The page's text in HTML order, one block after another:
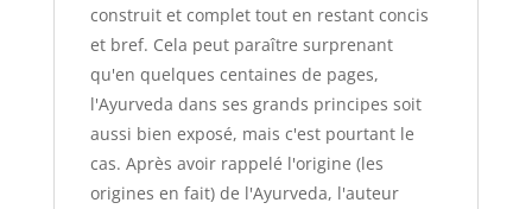
construit et complet tout en restant concis
et bref. Cela peut paraître surprenant
qu'en quelques centaines de pages,
l'Ayurveda dans ses grands principes soit
aussi bien exposé, mais c'est pourtant le
cas. Après avoir rappelé l'origine (les
origines en fait) de l'Ayurveda, l'auteur